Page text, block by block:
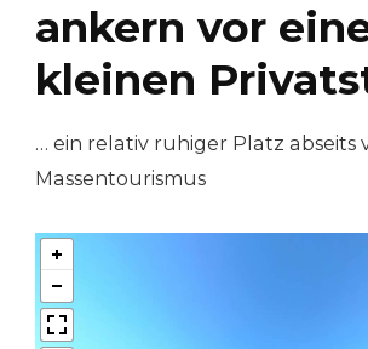
ankern vor
kleinen
… ein relativ ruhiger Platz abseits
Massentourismus